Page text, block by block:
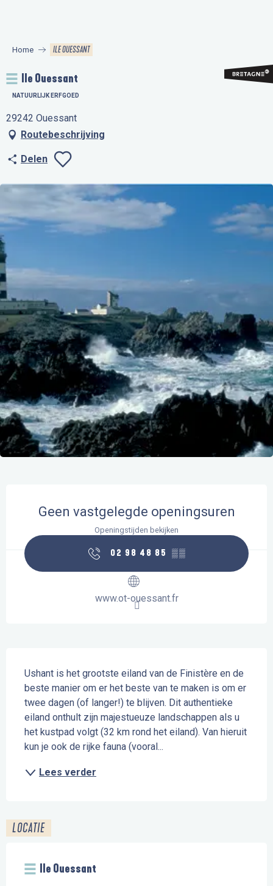
principal
Home ILE OUESSANT
Ile Ouessant
NATUURLIJK ERFGOED
29242 Ouessant
Routebeschrijving
Delen
Ajouter aux
Geen vastgelegde openingsuren
Openingstijden bekijken
02 98 48 85 ▒▒
www.ot-ouessant.fr
Ushant is het grootste eiland van de Finistère en de
beste manier om er het beste van te maken is om er
twee dagen (of langer!) te blijven. Dit authentieke
eiland onthult zijn majestueuze landschappen als u
het kustpad volgt (32 km rond het eiland). Van hieruit
kun je ook de rijke fauna (vooral...
Lees verder
LOCATIE
Ile Ouessant